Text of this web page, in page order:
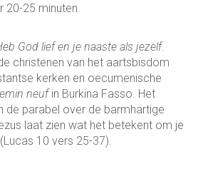
20-25 minuten.
God lief en je naaste als jezelf.
christenen van het aartsbisdom
kerken en oecumenische
neufin Burkina Fasso. Het
de parabel over de barmhartige
laat zien wat het betekent om je
10 vers 25-37).